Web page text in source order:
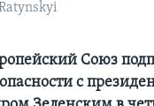
Союз
с